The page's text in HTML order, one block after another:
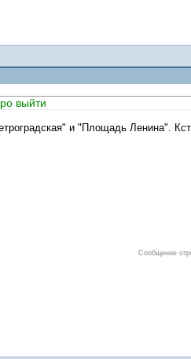
выйти
и "Площадь Ленина".
Сообщение